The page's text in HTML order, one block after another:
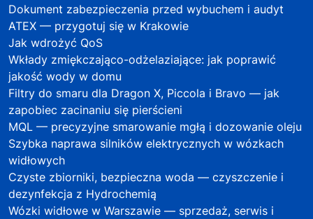
Dokument zabezpieczenia przed wybuchem i audyt
ATEX — przygotuj się w Krakowie
Jak wdrożyć QoS
Wkłady zmiękczająco-odżelaziające: jak poprawić
jakość wody w domu
Filtry do smaru dla Dragon X, Piccola i Bravo — jak
zapobiec zacinaniu się pierścieni
MQL — precyzyjne smarowanie mgłą i dozowanie oleju
Szybka naprawa silników elektrycznych w wózkach
widłowych
Czyste zbiorniki, bezpieczna woda — czyszczenie i
dezynfekcja z Hydrochemią
Wózki widłowe w Warszawie — sprzedaż, serwis i